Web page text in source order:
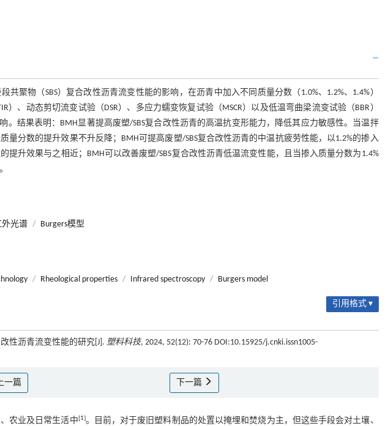
聚物（SBS）复合改性沥青流变性能的影响，在沥青中加入不同质量分数（1.0%、1.2%、1.4%）
）、动态剪切流变试验（DSR）、多应力蠕变恢复试验（MSCR）以及低温弯曲梁流变试验（BBR）
。结果表明：BMH显著提高废塑/SBS复合改性沥青的高温抗变形能力，降低其应力敏感性。当温拌
量分数的提升效果不升反降；BMH可提高废塑/SBS复合改性沥青的中温抗疲劳性能，以1.2%的掺入
提升效果与之相近；BMH可以改善废塑/SBS复合改性沥青低温流变性能，且当掺入质量分数为1.4%
外光谱 / Burgers模型
/ Rheological properties / Infrared spectroscopy / Burgers model
引用格式 ▾
性沥青流变性能的研究[J]. 塑料科技, 2024, 52(12): 70-76 DOI:10.15925/j.cnki.issn1005-
一篇 下一篇
农业及日常生活中[1]。目前，对于废旧塑料制品的处置以掩埋和焚烧为主，但这些手段会对土壤、